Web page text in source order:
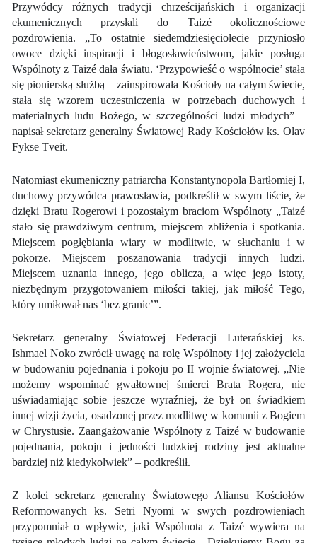
Przywódcy różnych tradycji chrześcijańskich i organizacji
ekumenicznych przysłali do Taizé okolicznościowe
pozdrowienia. „To ostatnie siedemdziesięciolecie przyniosło
owoce dzięki inspiracji i błogosławieństwom, jakie posługa
Wspólnoty z Taizé dała światu. ‘Przypowieść o wspólnocie’ stała
się pionierską służbą – zainspirowała Kościoły na całym świecie,
stała się wzorem uczestniczenia w potrzebach duchowych i
materialnych ludu Bożego, w szczególności ludzi młodych” –
napisał sekretarz generalny Światowej Rady Kościołów ks. Olav
Fykse Tveit.
Natomiast ekumeniczny patriarcha Konstantynopola Bartłomiej I,
duchowy przywódca prawosławia, podkreślił w swym liście, że
dzięki Bratu Rogerowi i pozostałym braciom Wspólnoty „Taizé
stało się prawdziwym centrum, miejscem zbliżenia i spotkania.
Miejscem pogłębiania wiary w modlitwie, w słuchaniu i w
pokorze. Miejscem poszanowania tradycji innych ludzi.
Miejscem uznania innego, jego oblicza, a więc jego istoty,
niezbędnym przygotowaniem miłości takiej, jak miłość Tego,
który umiłował nas ‘bez granic’”.
Sekretarz generalny Światowej Federacji Luterańskiej ks.
Ishmael Noko zwrócił uwagę na rolę Wspólnoty i jej założyciela
w budowaniu pojednania i pokoju po II wojnie światowej. „Nie
możemy wspominać gwałtownej śmierci Brata Rogera, nie
uświadamiając sobie jeszcze wyraźniej, że był on świadkiem
innej wizji życia, osadzonej przez modlitwę w komunii z Bogiem
w Chrystusie. Zaangażowanie Wspólnoty z Taizé w budowanie
pojednania, pokoju i jedności ludzkiej rodziny jest aktualne
bardziej niż kiedykolwiek” – podkreślił.
Z kolei sekretarz generalny Światowego Aliansu Kościołów
Reformowanych ks. Setri Nyomi w swych pozdrowieniach
przypomniał o wpływie, jaki Wspólnota z Taizé wywiera na